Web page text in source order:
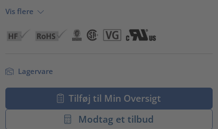
Vis flere
Lagervare
Tilføj til Min Oversigt
Modtag et tilbud